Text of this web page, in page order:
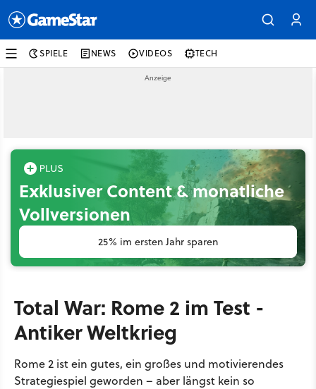
SPIELE NEWS VIDEOS TECH
Exklusiver Content & monatliche
Vollversionen
25% im ersten Jahr sparen
Total War: Rome 2 im Test -
Antiker Weltkrieg
Rome 2 ist ein gutes, ein großes und motivierendes
Strategiespiel geworden – aber längst kein so